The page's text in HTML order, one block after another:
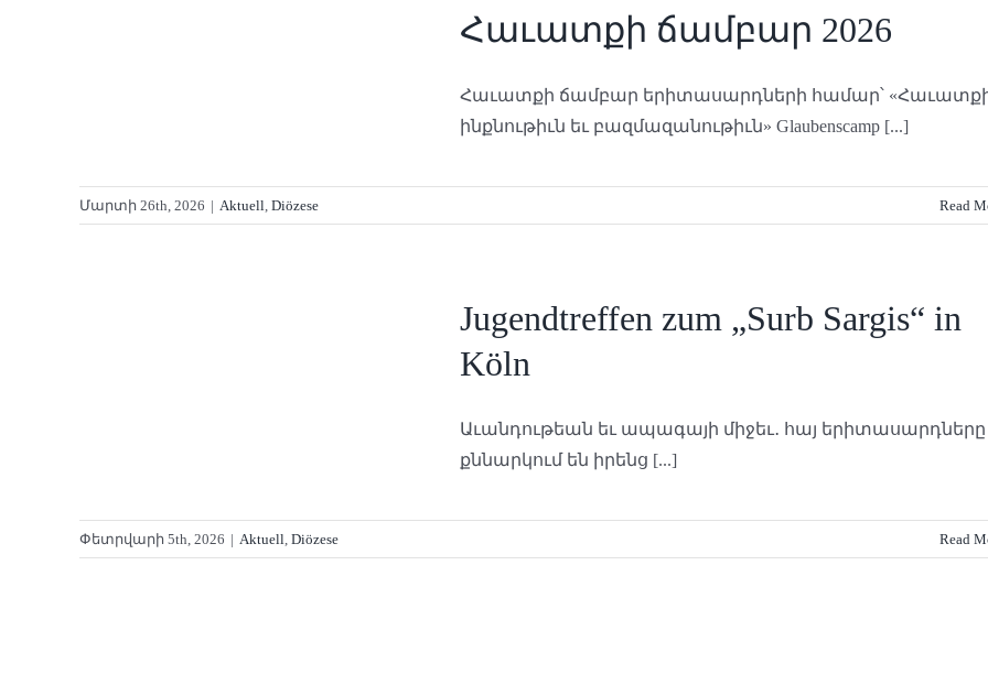
Հաւատքի ճամբար 2026
Հաւատքի ճամբար երիտասարդների համար՝
ինքնութիւն եւ բազմազանութիւն» Glaubenscamp [...]
Մարտի 26th, 2026 | Aktuell, Diözese Read
Jugendtreffen zum „Surb Sargis“ in
Köln
Աւանդութեան եւ ապագայի միջեւ․ հայ երիտասարդները
քննարկում են իրենց [...]
Փետրվարի 5th, 2026 | Aktuell, Diözese Read